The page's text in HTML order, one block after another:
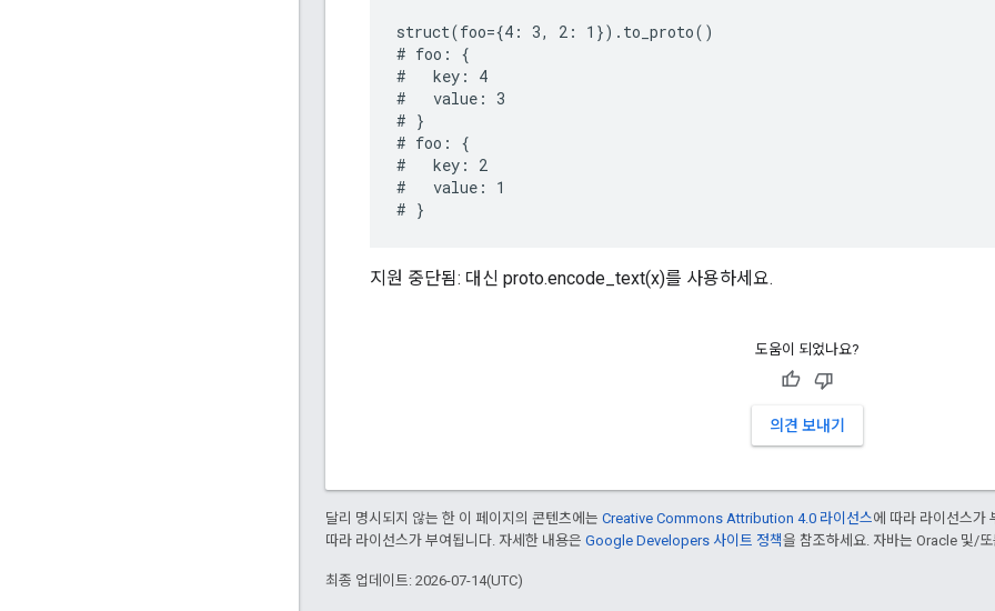
struct(foo={4: 3, 2: 1}).to_proto()
# foo: {
#   key: 4
#   value: 3
# }
# foo: {
#   key: 2
#   value: 1
지원 중단됨: 대신 proto.encode_text(x)를 사용하세요.
도움이 되었나요?
의견 보내기
달리 명시되지 않는 한 이 페이지의 콘텐츠에는 Creative Commons Attribution 4.0 라이선스에 따라 라이선스가
따라 라이선스가 부여됩니다. 자세한 내용은 Google Developers 사이트 정책을 참조하세요. 자바는 Oracle 및/
최종 업데이트: 2026-07-14(UTC)